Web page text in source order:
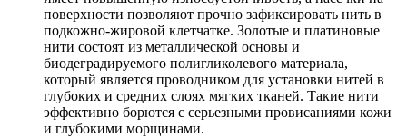
поверхности позволяют прочно зафиксировать нить в
подкожно-жировой клетчатке. Золотые и платиновые
нити состоят из металлической основы и
биодеградируемого полигликолевого материала,
который является проводником для установки нитей в
глубоких и средних слоях мягких тканей. Такие нити
эффективно борются с серьезными провисаниями кожи
и глубокими морщинами.